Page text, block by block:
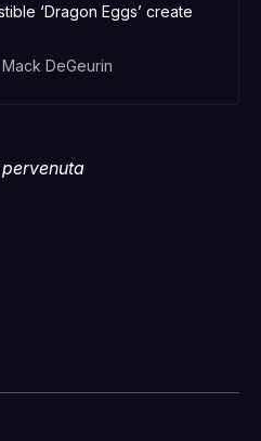
‘Dragon Eggs’ create
Mack DeGeurin